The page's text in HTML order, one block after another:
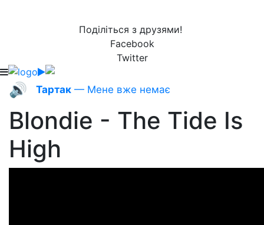
Поділіться з друзями!
Facebook
Twitter
🔊 Тартак — Мене вже немає
Blondie - The Tide Is
High